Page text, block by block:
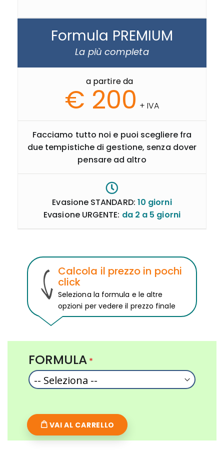
Formula PREMIUM
La più completa
a partire da
€ 200 + IVA
Facciamo tutto noi e puoi scegliere fra
due tempistiche di gestione, senza dover
pensare ad altro
Evasione STANDARD: 10 giorni
Evasione URGENTE: da 2 a 5 giorni
Calcola il prezzo in pochi
click
Seleziona la formula e le altre
opzioni per vedere il prezzo finale
FORMULA
VAI AL CARRELLO